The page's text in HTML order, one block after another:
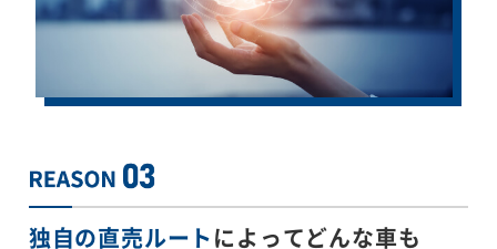
独自の直売ルートによってどんな車も